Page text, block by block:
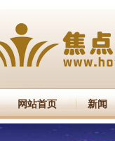
网站首页 新闻